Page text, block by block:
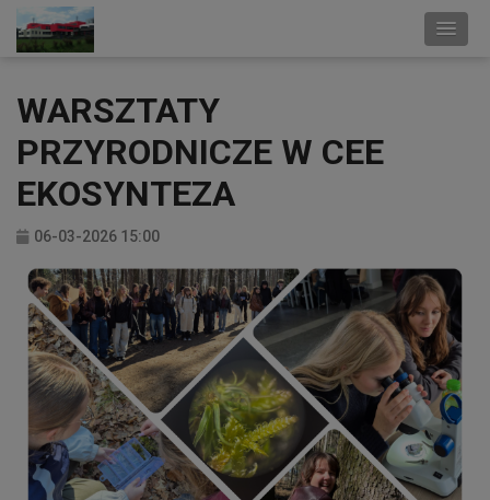
WARSZTATY
PRZYRODNICZE W CEE
EKOSYNTEZA
06-03-2026 15:00